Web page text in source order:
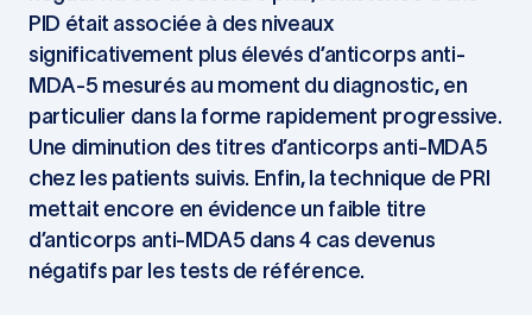
PID était associée à des niveaux
significativement plus élevés d’anticorps anti-
MDA-5 mesurés au moment du diagnostic, en
particulier dans la forme rapidement progressive.
Une diminution des titres d’anticorps anti-MDA5
chez les patients suivis. Enfin, la technique de PRI
mettait encore en évidence un faible titre
d’anticorps anti-MDA5 dans 4 cas devenus
négatifs par les tests de référence.